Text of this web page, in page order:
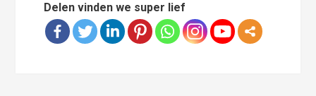
Delen vinden we super lief